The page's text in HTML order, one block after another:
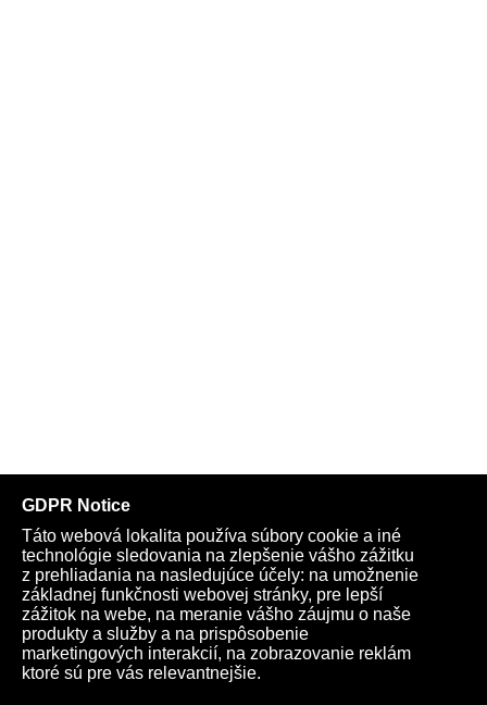
Telegram Youtube Facebook
Archív
Obchod
TV Kardio Podporte nás
Všeobecné podmienky